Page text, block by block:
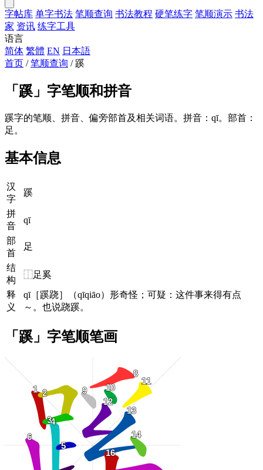
字帖库 单字书法 笔顺查询 书法教程 硬笔练字 笔顺演示 书法
家 资讯 练字工具
语言
简体 繁體 EN 日本語
首页 / 笔顺查询 / 蹊
「 蹊」字笔顺和拼音
蹊字的笔顺、拼音、偏旁部首及相关词语。拼音：qī。部首：
足。
基本信息
汉
字
蹊
拼
音
qī
部
首
足
结
构
⿰足奚
释
义
qī［蹊跷］（qīqiāo）形奇怪；可疑：这件事来得有点
～。也说跷蹊。
「蹊」字笔顺笔画